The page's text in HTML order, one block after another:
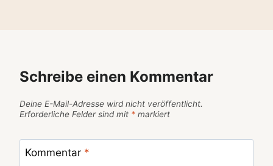
Schreibe einen Kommentar
Deine E-Mail-Adresse wird nicht veröffentlicht.
Erforderliche Felder sind mit * markiert
Kommentar *